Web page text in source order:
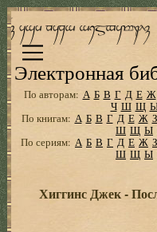
Электронная
По авторам: А Б В Г Д Е Ж
Ч Ш Щ
По книгам: А Б В Г Д Е Ж З
Ш Щ Ы
По сериям: А Б В Г Д Е Ж З
Ш Щ Ы
Хиггинс Джек -